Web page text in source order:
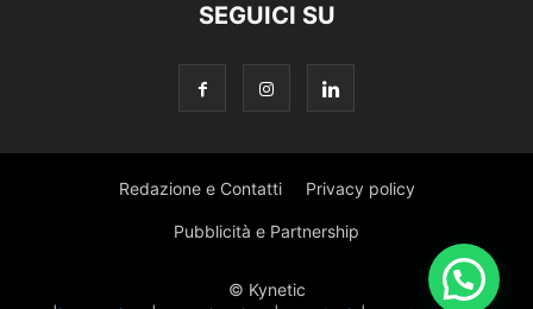
SEGUICI SU
Redazione e Contatti Privacy policy
Pubblicità e Partnership
© Kynetic